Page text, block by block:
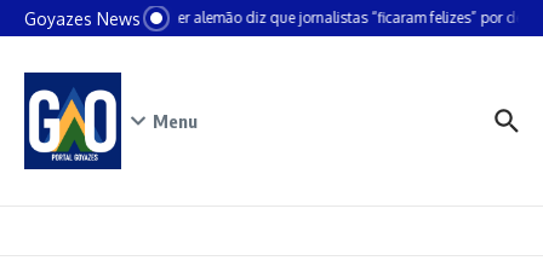
Ir para o conteúdo
Goyazes NewsChanceler alemão diz que jornalistas “ficaram felizes” por deixar
Menu